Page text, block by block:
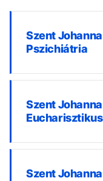
Szent
Pszichiátria
Szent
Szent